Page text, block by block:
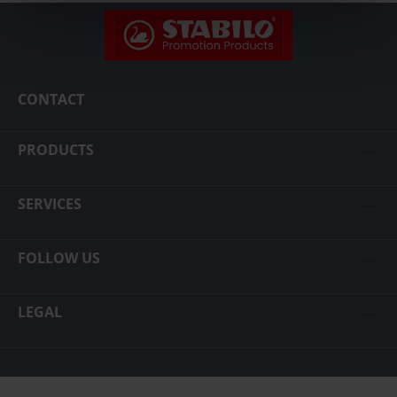
CONTACT
PRODUCTS
SERVICES
FOLLOW US
LEGAL